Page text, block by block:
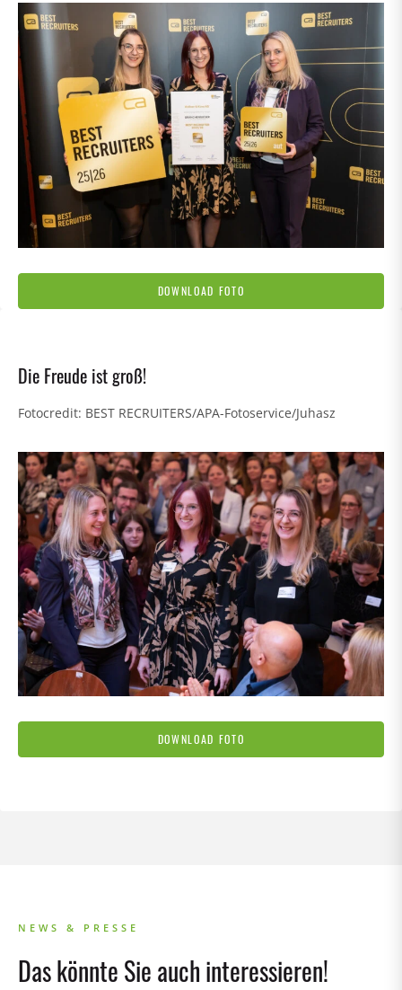
DOWNLOAD FOTO
Die Freude ist groß!
Fotocredit: BEST RECRUITERS/APA-Fotoservice/Juhasz
DOWNLOAD FOTO
NEWS & PRESSE
Das könnte Sie auch interessieren!